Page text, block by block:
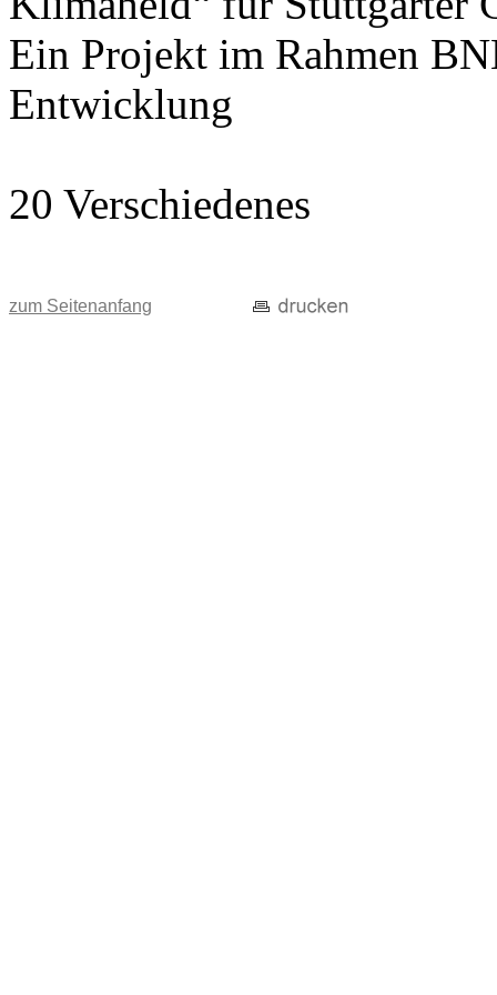
Ein Projekt im Rahmen
Entwicklung
20 Verschiedenes
zum Seitenanfang